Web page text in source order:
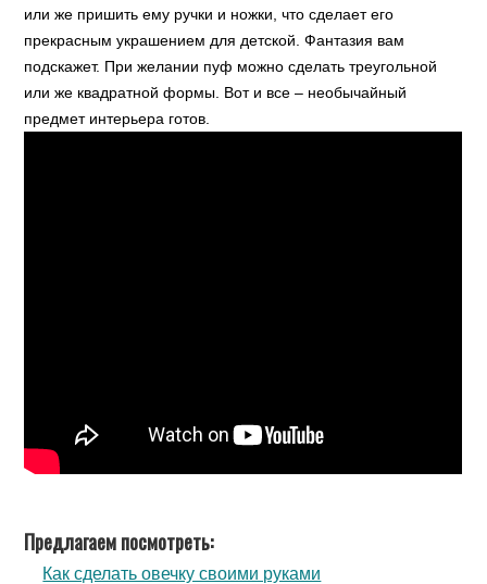
или же пришить ему ручки и ножки, что сделает его
прекрасным украшением для детской. Фантазия вам
подскажет. При желании пуф можно сделать треугольной
или же квадратной формы. Вот и все – необычайный
предмет интерьера готов.
Предлагаем посмотреть:
Как сделать овечку своими руками